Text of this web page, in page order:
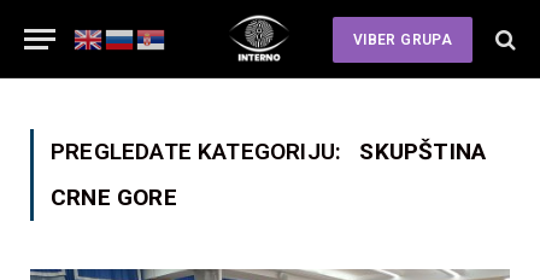
VIBER GRUPA
PREGLEDATE KATEGORIJU:
SKUPŠTINA
CRNE GORE